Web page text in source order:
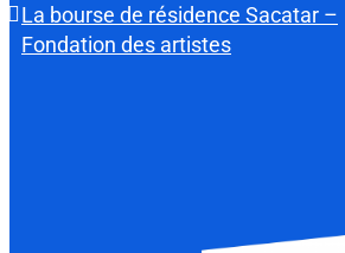
La bourse de résidence Sacatar –
Fondation des artistes